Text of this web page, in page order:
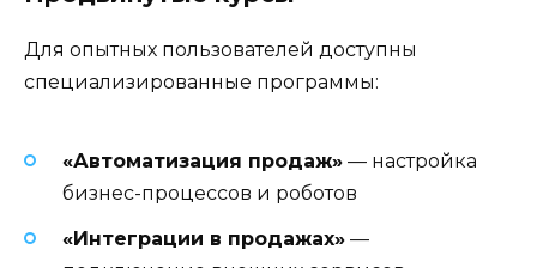
Для опытных пользователей доступны
специализированные программы:
«Автоматизация продаж» — настройка
бизнес-процессов и роботов
«Интеграции в продажах» —